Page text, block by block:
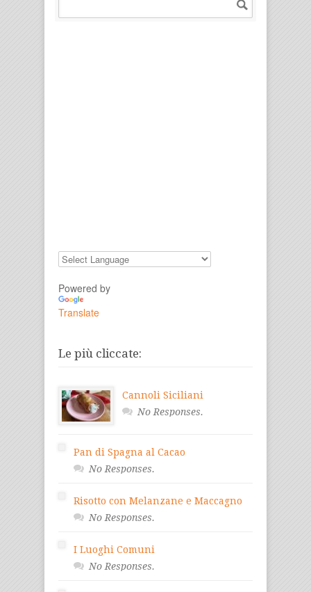
Powered by
Translate
Le più cliccate:
Cannoli Siciliani
No Responses.
Pan di Spagna al Cacao
No Responses.
Risotto con Melanzane e Maccagno
No Responses.
I Luoghi Comuni
No Responses.